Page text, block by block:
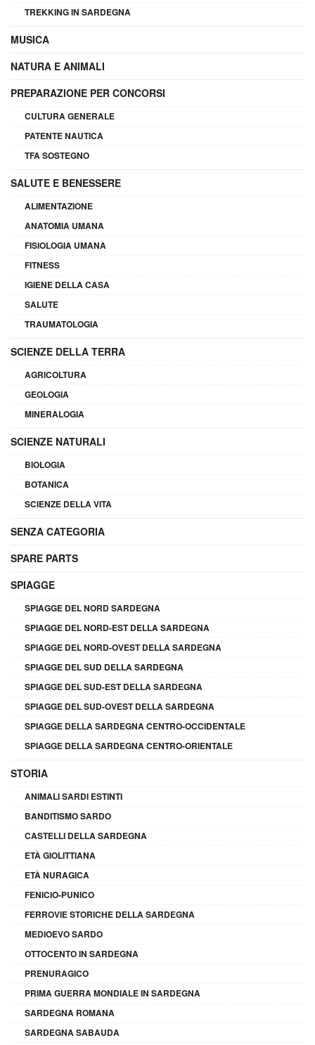
TREKKING IN SARDEGNA
MUSICA
NATURA E ANIMALI
PREPARAZIONE PER CONCORSI
CULTURA GENERALE
PATENTE NAUTICA
TFA SOSTEGNO
SALUTE E BENESSERE
ALIMENTAZIONE
ANATOMIA UMANA
FISIOLOGIA UMANA
FITNESS
IGIENE DELLA CASA
SALUTE
TRAUMATOLOGIA
SCIENZE DELLA TERRA
AGRICOLTURA
GEOLOGIA
MINERALOGIA
SCIENZE NATURALI
BIOLOGIA
BOTANICA
SCIENZE DELLA VITA
SENZA CATEGORIA
SPARE PARTS
SPIAGGE
SPIAGGE DEL NORD SARDEGNA
SPIAGGE DEL NORD-EST DELLA SARDEGNA
SPIAGGE DEL NORD-OVEST DELLA SARDEGNA
SPIAGGE DEL SUD DELLA SARDEGNA
SPIAGGE DEL SUD-EST DELLA SARDEGNA
SPIAGGE DEL SUD-OVEST DELLA SARDEGNA
SPIAGGE DELLA SARDEGNA CENTRO-OCCIDENTALE
SPIAGGE DELLA SARDEGNA CENTRO-ORIENTALE
STORIA
ANIMALI SARDI ESTINTI
BANDITISMO SARDO
CASTELLI DELLA SARDEGNA
ETÀ GIOLITTIANA
ETÀ NURAGICA
FENICIO-PUNICO
FERROVIE STORICHE DELLA SARDEGNA
MEDIOEVO SARDO
OTTOCENTO IN SARDEGNA
PRENURAGICO
PRIMA GUERRA MONDIALE IN SARDEGNA
SARDEGNA ROMANA
SARDEGNA SABAUDA